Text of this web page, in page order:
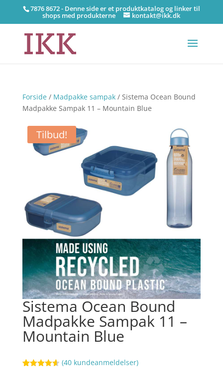
7876 8672 - Denne side er et produktkatalog og linker til
shops med produkterne kontakt@ikk.dk
Forside/ Madpakke sampak/ Sistema Ocean Bound
Madpakke Sampak 11 – Mountain Blue
Tilbud!
Sistema Ocean Bound
Madpakke Sampak 11 –
Mountain Blue
(40 kundeanmeldelser)